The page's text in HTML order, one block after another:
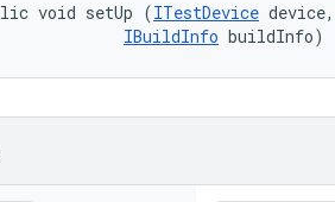
void setUp (ITestDevice device,
IBuildInfo buildInfo)